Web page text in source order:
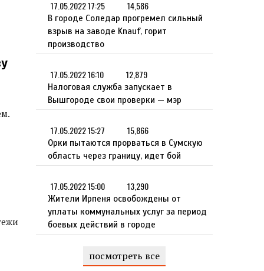
17.05.2022 17:25 14,586
В городе Соледар прогремел сильный
взрыв на заводе Knauf, горит
производство
17.05.2022 16:10 12,879
Налоговая служба запускает в
Вышгороде свои проверки — мэр
17.05.2022 15:27 15,866
Орки пытаются прорваться в Сумскую
область через границу, идет бой
17.05.2022 15:00 13,290
Жители Ирпеня освобождены от
уплаты коммунальных услуг за период
боевых действий в городе
посмотреть все